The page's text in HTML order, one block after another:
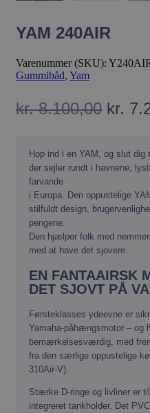
YAM 240AIR
Varenummer (SKU):
Gummibåd, Yam
kr.8.100,00 Den
pris
var:
kr.
kr.
Hop ind i en YAM, og slut
der sejler rundt i havnene,
farvande
i Europa. Den oppustelige
stilfuldt design,
pengene.
Den hjælper folk med
med at have det sjovere.
EN FANTAAIRSK
DET SJOVT PÅ
Førsteklasses ydeevne er
Yamaha-påhængsmotor – og
bemærkelsesværdig, med
fra den særlige oppustelige
310Air-V).
Stærke D-ringe og livliner er
integreret tankholder. Det